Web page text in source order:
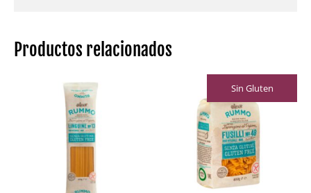
Productos relacionados
Sin Gluten